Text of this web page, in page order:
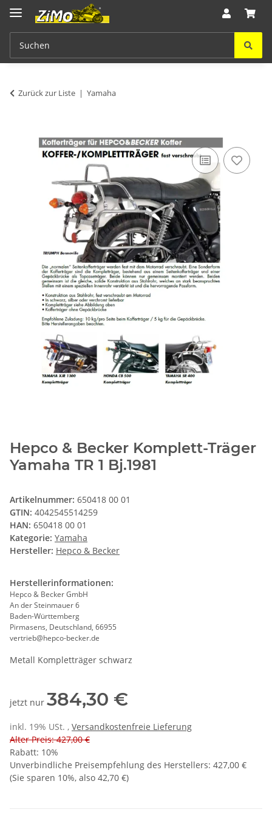
Zurück zur Liste Yamaha
Hepco & Becker Komplett-Träger
Yamaha TR 1 Bj.1981
Artikelnummer: 650418 00 01
GTIN: 4042545514259
HAN: 650418 00 01
Kategorie: Yamaha
Hersteller: Hepco & Becker
Herstellerinformationen:
Hepco & Becker GmbH
An der Steinmauer 6
Baden-Württemberg
Pirmasens, Deutschland, 66955
vertrieb@hepco-becker.de
Metall Kompletträger schwarz
jetzt nur 384,30 €
inkl. 19% USt. , Versandkostenfreie Lieferung
Alter Preis: 427,00 €
Rabatt: 10%
Unverbindliche Preisempfehlung des Herstellers: 427,00 €
(Sie sparen 10%, also 42,70 €)